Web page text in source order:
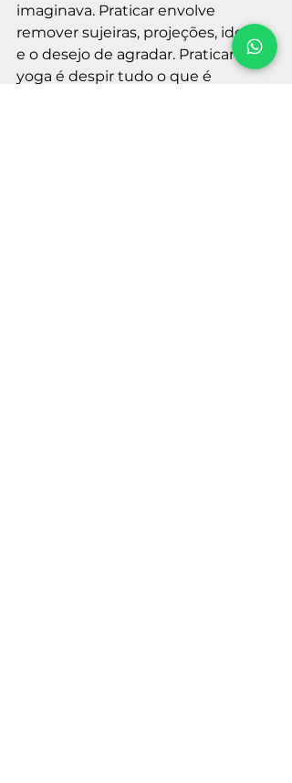
imaginava. Praticar envolve
remover sujeiras, projeções, ideais
e o desejo de agradar. Praticar
yoga é despir tudo o que é